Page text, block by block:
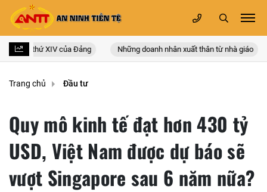
lần thứ XIV của Đảng Những doanh nhân xuất thân từ nhà giáo
Trang chủ Đầu tư
Quy mô kinh tế đạt hơn 430 tỷ
USD, Việt Nam được dự báo sẽ
vượt Singapore sau 6 năm nữa?